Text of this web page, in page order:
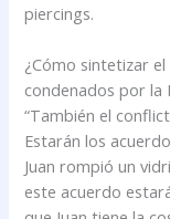
piercings.
¿Cómo sintetizar
condenados por la
“También el
Estarán los
Juan rompió un
este acuerdo